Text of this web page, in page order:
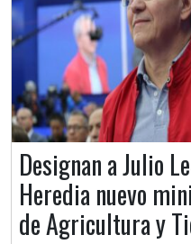
Designan a Julio
Heredia nuevo
de Agricultura y